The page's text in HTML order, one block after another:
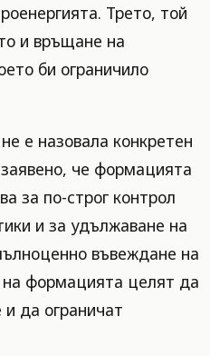
Трето, той
и връщане на
би ограничило
е назовала конкретен
че формацията
за по-строг контрол
и за удължаване на
въвеждане на
формацията целят да
да ограничат